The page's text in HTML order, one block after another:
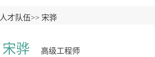
人才队伍>> 宋骅
宋骅 高级工程师